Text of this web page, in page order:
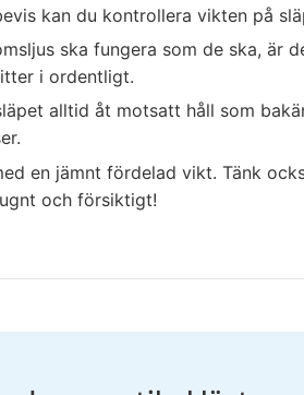
kan du kontrollera vikten på
ska fungera som de ska, är
i ordentligt.
alltid åt motsatt håll som
en jämnt fördelad vikt. Tänk
och försiktigt!